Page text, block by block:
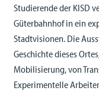
Studierende der KISD
Güterbahnhof in ein
Stadtvisionen. Die
Geschichte dieses
Mobilisierung, von
Experimentelle